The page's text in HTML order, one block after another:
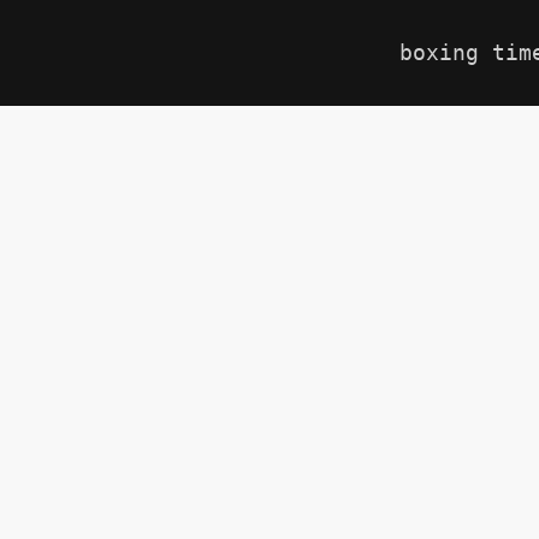
boxing